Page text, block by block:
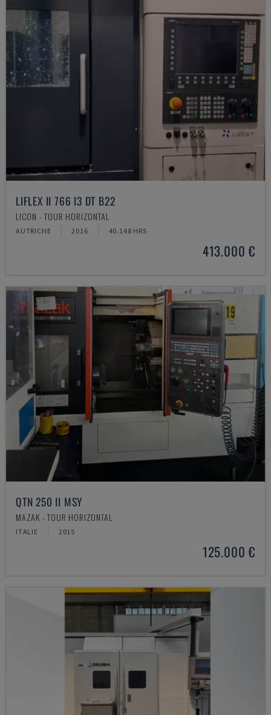
LIFLEX II 766 I3 DT B22
LICON - TOUR HORIZONTAL
AUTRICHE 2016 40.148 HRS
413.000 €
QTN 250 II MSY
MAZAK - TOUR HORIZONTAL
ITALIE 2015
125.000 €